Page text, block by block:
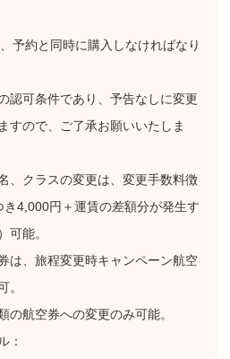
予約と同時に購入しなければなり
認可条件であり、予告なしに変更
すので、ご了承お願いいたしま
、クラスの変更は、変更手数料徴
4,000円＋運賃の差額分が発生す
可能。
は、旅程変更時キャンペーン航空
。
の航空券への変更のみ可能。
：